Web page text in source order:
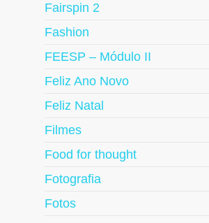
Fairspin 2
Fashion
FEESP – Módulo II
Feliz Ano Novo
Feliz Natal
Filmes
Food for thought
Fotografia
Fotos